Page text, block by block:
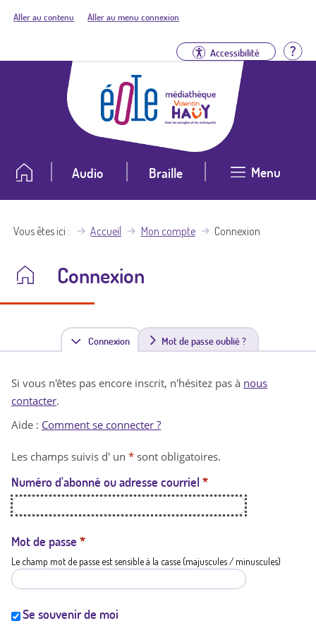
Aller au contenu Aller au menu connexion
Accessibilité
Audio Braille Menu
Vous êtes ici Accueil Mon compte Connexion
Connexion
Connexion(
n
t
a
t
i
Mot de passe oublié ?
Si vous n'êtes pas encore inscrit, n'hésitez pas à nous
contacter.
Aide : Comment se connecter ?
Les champs suivis d' un * sont obligatoires.
Numéro d'abonné ou adresse courriel *
Mot de passe *
Le champ mot de passe est sensible à la casse (majuscules / minuscules)
Se souvenir de moi